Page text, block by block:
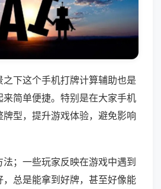
之下这个手机打牌计算辅助也是
来简单便捷。特别是在大家手机
型，提升游戏体验，避免影响
；一些玩家反映在游戏中遇到
总是能拿到好牌，甚至好像能